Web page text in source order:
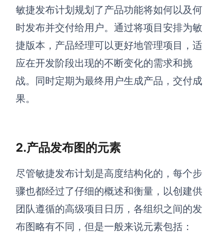
创意与绘图
AI生成思维导图
AI生成流程图
AI生成用户旅程图
AI生成鱼骨图
AI生成甘特图
战略与流程设计
AI生成商业画布
AI生成SWOT分析
AI生成PEST分析
AI生成胜任力模型
AI生成价值链
数据分析与策略
AI生成用户画像
智能创作
AI生成PPT
敏捷发布计划规划了产品功能将如何以及何
时发布并交付给用户。通过将项目安排为敏
捷版本，产品经理可以更好地管理项目，适
应在开发阶段出现的不断变化的需求和挑
战。同时定期为最终用户生成产品，交付成
果。
2.产品发布图的元素
尽管敏捷发布计划是高度结构化的，每个步
骤也都经过了仔细的概述和衡量，以创建供
团队遵循的高级项目日历，各组织之间的发
布图略有不同，但是一般来说元素包括：